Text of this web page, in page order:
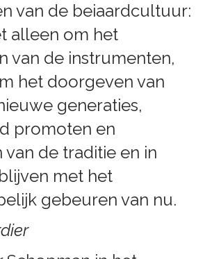
van de beiaardcultuur:
alleen om het
van de instrumenten,
het doorgeven van
generaties,
promoten en
de traditie en in
met het
gebeuren van nu.